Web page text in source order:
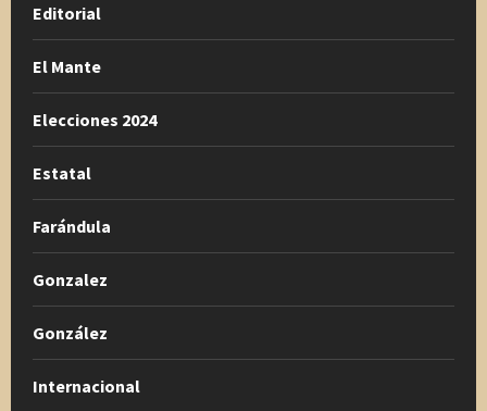
Editorial
El Mante
Elecciones 2024
Estatal
Farándula
Gonzalez
González
Internacional